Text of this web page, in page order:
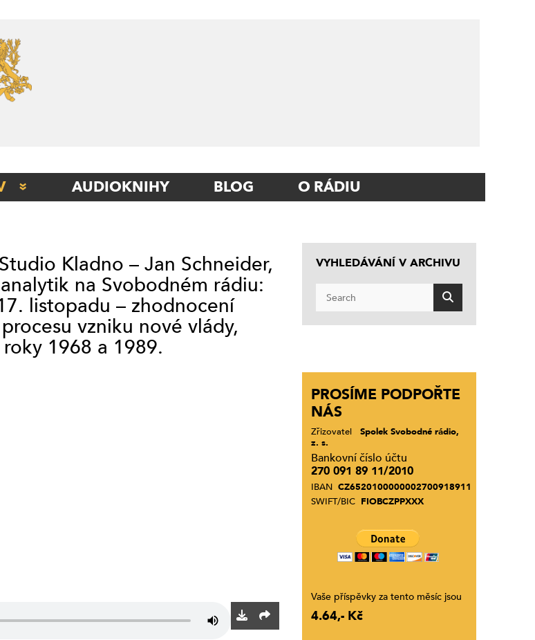
PRAHA
AUDIOKNIHY BLOG O RÁDIU
Kladno – Jan Schneider,
na Svobodném rádiu:
listopadu – zhodnocení
vzniku nové vlády,
1968 a 1989.
VYHLEDÁVÁNÍ V ARCHIVU
PROSÍME PODPOŘTE
NÁS
Zřizovatel
Spolek Svobodné rádio,
z. s.
Bankovní číslo účtu
270 091 89 11/2010
IBAN CZ6520100000002700918911
SWIFT/BIC FIOBCZPPXXX
Vaše příspěvky za tento měsíc jsou
4.64,- Kč